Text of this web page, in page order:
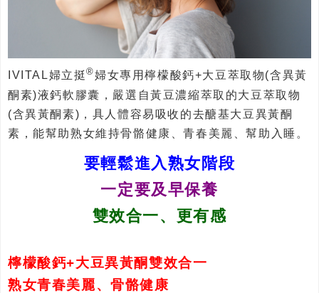
IVITAL婦立挺®婦女專用檸檬酸鈣+大豆萃取物(含異黃
酮素)液鈣軟膠囊，嚴選自黃豆濃縮萃取的大豆萃取物
(含異黃酮素)，具人體容易吸收的去醣基大豆異黃酮
素，能幫助熟女維持骨骼健康、青春美麗、幫助入睡。
要輕鬆進入熟女階段
一定要及早保養
雙效合一、更有感
檸檬酸鈣+大豆異黃酮雙效合一
熟女青春美麗、骨骼健康